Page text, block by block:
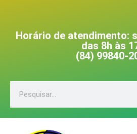
Horário de atendimento:
das 8h às
(84) 99840-